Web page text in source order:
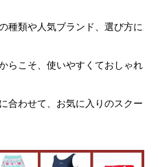
種類や人気ブランド、選び方に
らこそ、使いやすくておしゃれ
合わせて、お気に入りのスクー